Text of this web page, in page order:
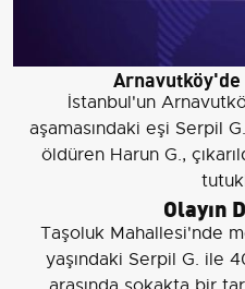
İstanbul'un
aşamasındaki eşi Serpil
öldüren Harun G.,
Olayın
Taşoluk Mahallesi'nde
yaşındaki Serpil G. ile